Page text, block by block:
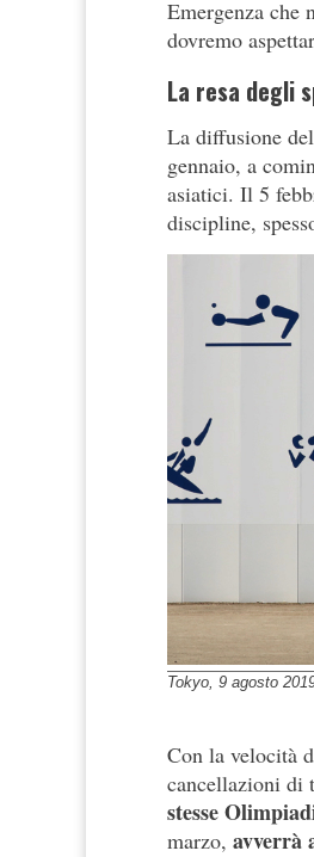
Emergenza che
dovremo
La resa degli
La diffusione
gennaio, a
asiatici. Il 5
discipline,
Tokyo, 9 agosto
Con la velocità
cancellazioni di
stesse
marzo, avverrà